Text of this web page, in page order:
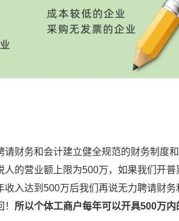
务和会计建立健全规范的财务制度和
的营业额上限为500万，如果我们开
入达到500万后我们再说无力聘请财务
所以个体工商户每年可以开具500万